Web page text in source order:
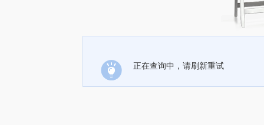
正在查询中，请刷新重试